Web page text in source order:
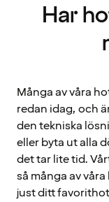
Har
Många av våra
redan idag, och
den tekniska
eller byta ut alla
det tar lite tid.
så många av
just ditt